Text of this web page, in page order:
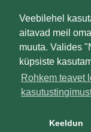
Veebilehel
aitavad meil
muuta. Valides
küpsiste
Rohkem teavet
Keeldun